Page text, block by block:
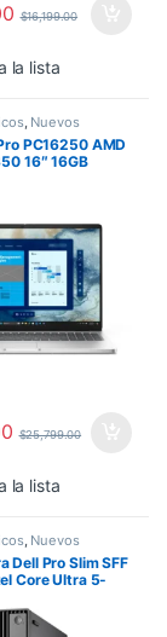
$16,199.00
la lista
, Nuevos
PC16250 AMD
16″ 16GB
$25,799.00
la lista
, Nuevos
Dell Pro Slim SFF
Core Ultra 5-